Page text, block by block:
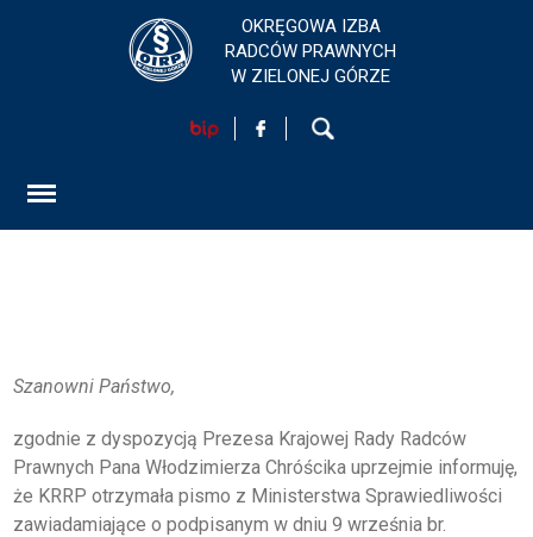
HOME
EGZAMINY PRAWNICZE
O IZBIE
OKRĘGOWA IZBA
RADCÓW PRAWNYCH
W ZIELONEJ GÓRZE
Szanowni Państwo,
zgodnie z dyspozycją Prezesa Krajowej Rady Radców
Prawnych Pana Włodzimierza Chróścika uprzejmie informuję,
że KRRP otrzymała pismo z Ministerstwa Sprawiedliwości
zawiadamiające o podpisanym w dniu 9 września br.